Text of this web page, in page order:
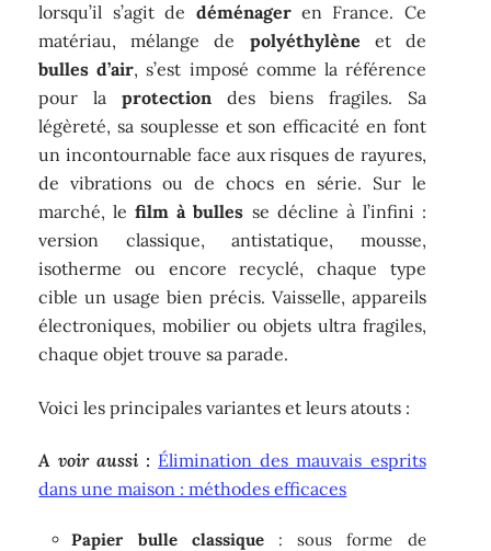
lorsqu’il s’agit de déménageren France. Ce
matériau, mélange de polyéthylène et de
bulles d’air, s’est imposé comme la référence
pour la protectiondes biens fragiles. Sa
légèreté, sa souplesse et son efficacité en font
un incontournable face aux risques de rayures,
de vibrations ou de chocs en série. Sur le
marché, lefilm à bulles se décline à l’infini :
version classique, antistatique, mousse,
isotherme ou encore recyclé, chaque type
cible un usage bien précis. Vaisselle, appareils
électroniques, mobilier ou objets ultra fragiles,
chaque objet trouve sa parade.
Voici les principales variantes et leurs atouts :
A voir aussi : Élimination des mauvais esprits
dans une maison : méthodes efficaces
Papier bulle classique: sous forme de